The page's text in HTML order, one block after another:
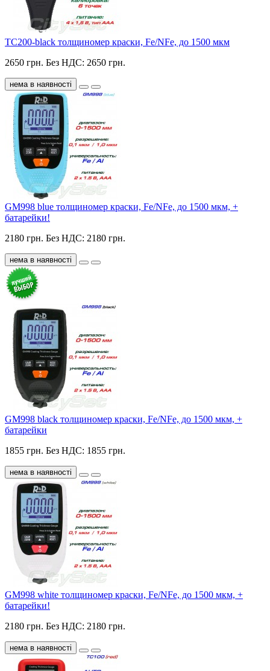
TC200-black толщиномер краски, Fe/NFe, до 1500 мкм
2650 грн. Без НДС: 2650 грн.
нема в наявності
GM998 blue толщиномер краски, Fe/NFe, до 1500 мкм, +
батарейки!
2180 грн. Без НДС: 2180 грн.
нема в наявності
GM998 black толщиномер краски, Fe/NFe, до 1500 мкм, +
батарейки
1855 грн. Без НДС: 1855 грн.
нема в наявності
GM998 white толщиномер краски, Fe/NFe, до 1500 мкм, +
батарейки!
2180 грн. Без НДС: 2180 грн.
нема в наявності